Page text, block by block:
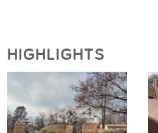
HIGHLIGHTS